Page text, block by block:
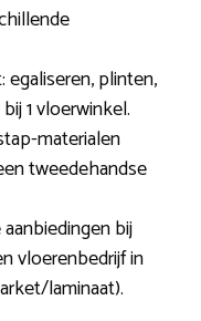
plinten,
1 vloerwinkel.
materialen
tweedehandse
bij
vloerenbedrijf in
laminaat).